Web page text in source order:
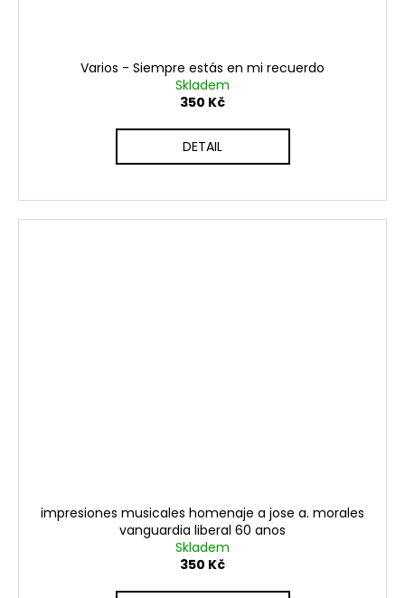
Varios - Siempre estás en mi recuerdo
Skladem
350 Kč
DETAIL
impresiones musicales homenaje a jose a. morales
vanguardia liberal 60 anos
Skladem
350 Kč